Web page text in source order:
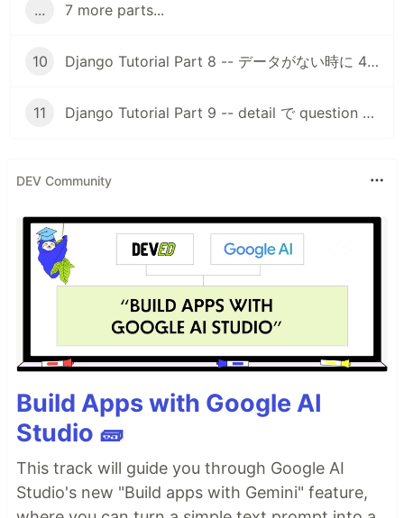
... 7 more parts...
10 Django Tutorial Part 8 -- データがない時に 404 のページを出すようにする
11 Django Tutorial Part 9 -- detail で question の子供テーブルの中身も出す。
DEV Community
Build Apps with Google AI
Studio 🧱
This track will guide you through Google AI
Studio's new "Build apps with Gemini" feature,